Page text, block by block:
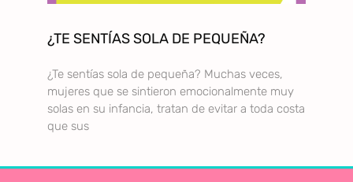
¿TE SENTÍAS SOLA DE PEQUEÑA?
¿Te sentías sola de pequeña? Muchas veces,
mujeres que se sintieron emocionalmente muy
solas en su infancia, tratan de evitar a toda costa
que sus